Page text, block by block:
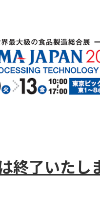
終了いたし